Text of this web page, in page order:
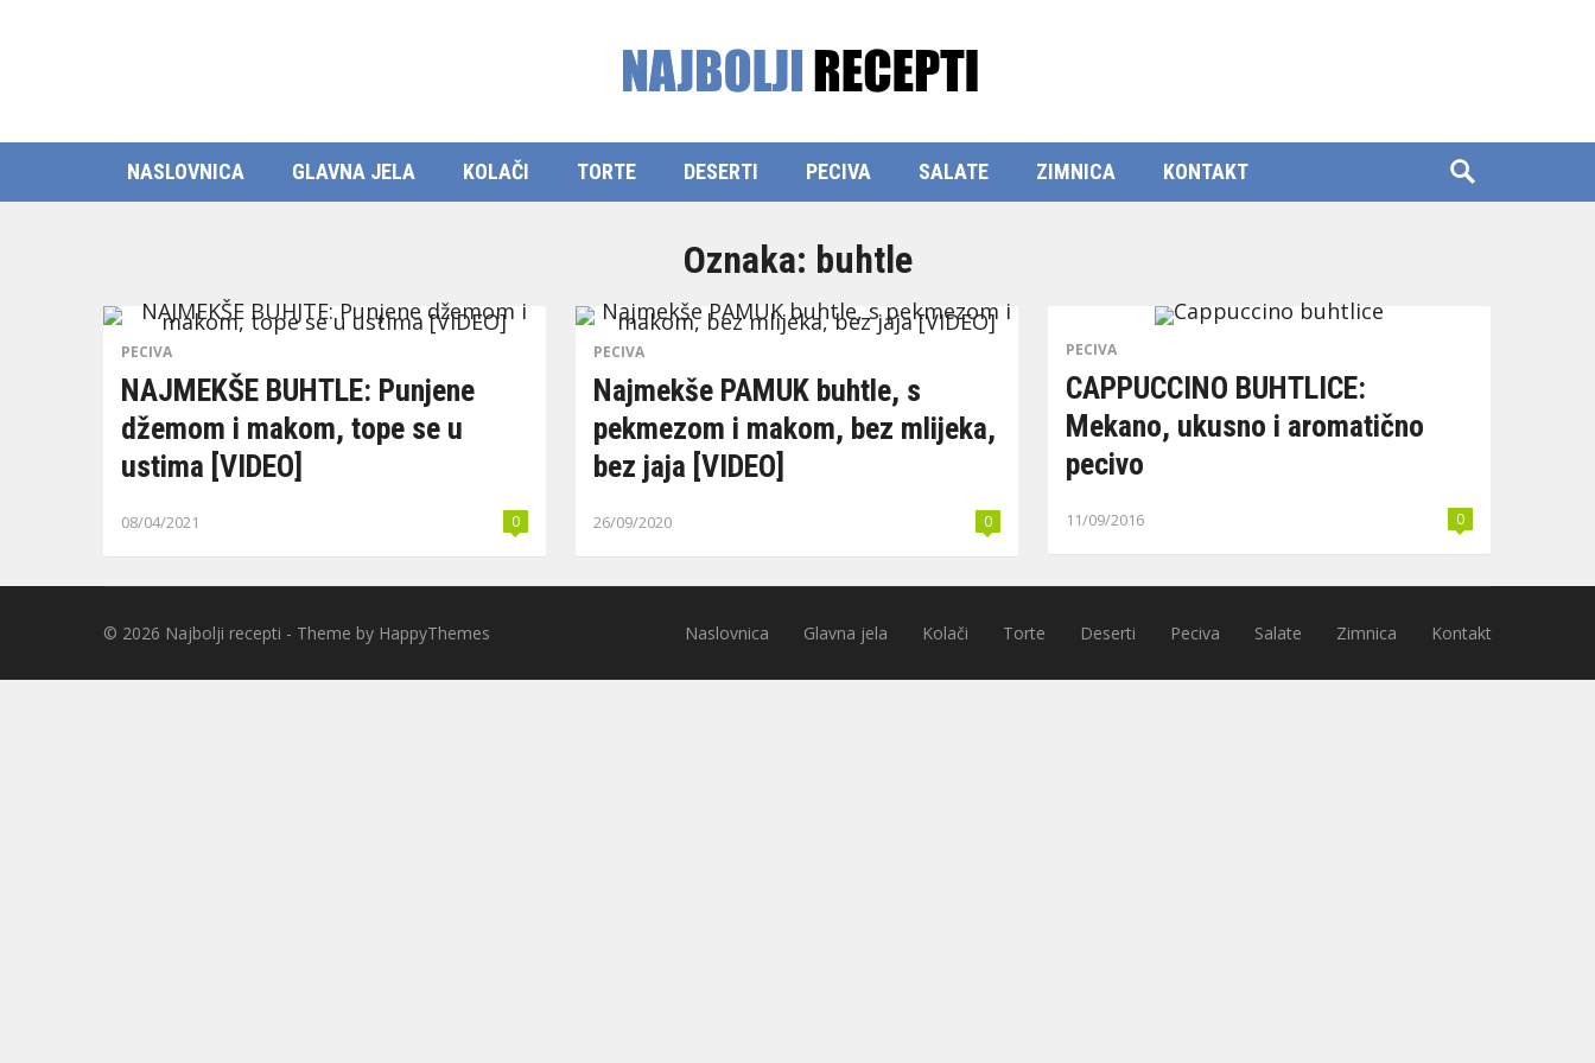
NASLOVNICA GLAVNA JELA KOLAČI TORTE DESERTI PECIVA SALATE ZIMNICA KONTAKT
Oznaka: buhtle
PECIVA
NAJMEKŠE BUHTLE: Punjene
džemom i makom, tope se u
ustima [VIDEO]
08/04/2021 0
PECIVA
Najmekše PAMUK buhtle, s
pekmezom i makom, bez mlijeka,
bez jaja [VIDEO]
26/09/2020 0
PECIVA
CAPPUCCINO BUHTLICE:
Mekano, ukusno i aromatično
pecivo
11/09/2016 0
© 2026 Najbolji recepti - Theme by HappyThemes Naslovnica Glavna jela Kolači Torte Deserti Peciva Salate Zimnica Kontakt